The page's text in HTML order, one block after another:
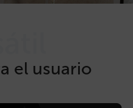
el usuario